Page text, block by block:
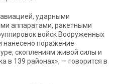
ударными
аппаратами, ракетными
войск Вооруженных
нанесено поражение
скоплениям живой силы и
в 139 районах», — говорится в